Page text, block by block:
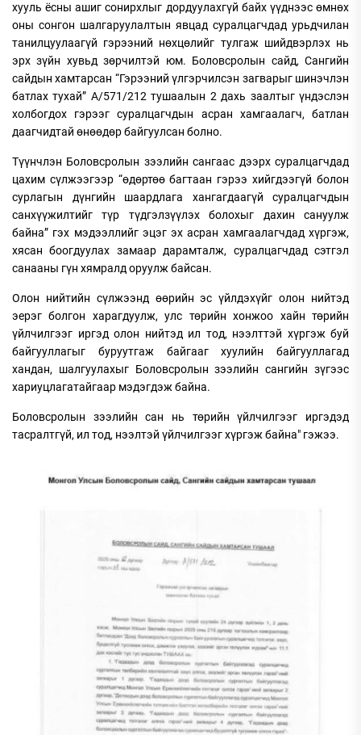
хууль ёсны ашиг сонирхлыг дордуулахгүй байх үүднээс өмнөх
оны сонгон шалгаруулалтын явцад суралцагчдад урьдчилан
танилцуулаагүй гэрээний нөхцөлийг тулгаж шийдвэрлэх нь
эрх зүйн хувьд зөрчилтэй юм. Боловсролын сайд, Сангийн
сайдын хамтарсан “Гэрээний үлгэрчилсэн загварыг шинэчлэн
батлах тухай” А/571/212 тушаалын 2 дахь заалтыг үндэслэн
холбогдох гэрээг суралцагчдын асран хамгаалагч, батлан
даагчидтай өнөөдөр байгуулсан болно.
Түүнчлэн Боловсролын зээлийн сангаас дээрх суралцагчдад
цахим сүлжээгээр “өдөртөө багтаан гэрээ хийгдээгүй болон
сурлагын дүнгийн шаардлага хангагдаагүй суралцагчдын
санхүүжилтийг түр түдгэлзүүлэх болохыг дахин сануулж
байна” гэх мэдээллийг эцэг эх асран хамгаалагчдад хүргэж,
хясан боогдуулах замаар дарамталж, суралцагчдад сэтгэл
санааны гүн хямралд оруулж байсан.
Олон нийтийн сүлжээнд өөрийн эс үйлдэхүйг олон нийтэд
эерэг болгон харагдуулж, улс төрийн хонжоо хайн төрийн
үйлчилгээг иргэд олон нийтэд ил тод, нээлттэй хүргэж буй
байгууллагыг буруутгаж байгааг хуулийн байгууллагад
хандан, шалгуулахыг Боловсролын зээлийн сангийн зүгээс
хариуцлагатайгаар мэдэгдэж байна.
Боловсролын зээлийн сан нь төрийн үйлчилгээг иргэдэд
тасралтгүй, ил тод, нээлтэй үйлчилгээг хүргэж байна" гэжээ.